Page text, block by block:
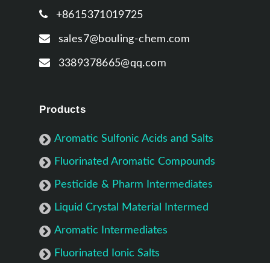
+8615371019725
sales7@bouling-chem.com
3389378665@qq.com
Products
Aromatic Sulfonic Acids and Salts
Fluorinated Aromatic Compounds
Pesticide & Pharm Intermediates
Liquid Crystal Material Intermed
Aromatic Intermediates
Fluorinated Ionic Salts